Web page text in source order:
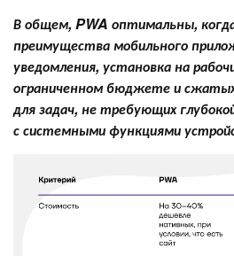
В общем, PWA оптимальны,
преимущества мобильного
уведомления, установка на
ограниченном бюджете и
для задач, не требующих
с системными функциями